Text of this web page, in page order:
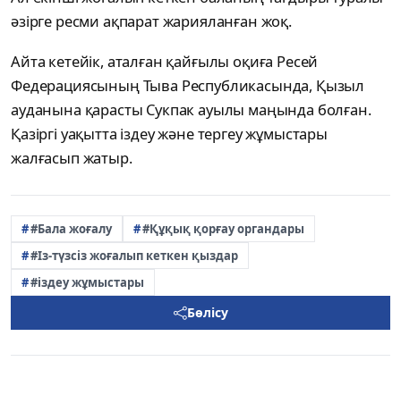
әзірге ресми ақпарат жарияланған жоқ.
Айта кетейік, аталған қайғылы оқиға Ресей
Федерациясының Тыва Республикасында, Қызыл
ауданына қарасты Сукпак ауылы маңында болған.
Қазіргі уақытта іздеу және тергеу жұмыстары
жалғасып жатыр.
#Бала жоғалу
#Құқық қорғау органдары
#Із-түзсіз жоғалып кеткен қыздар
#іздеу жұмыстары
Бөлісу